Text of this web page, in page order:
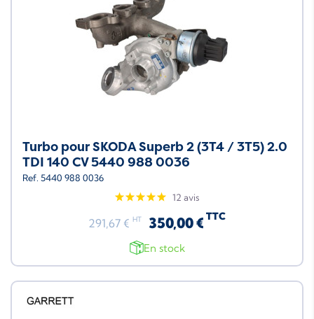
Turbo pour SKODA Superb 2 (3T4 / 3T5) 2.0
TDI 140 CV 5440 988 0036
Ref. 5440 988 0036
12 avis
291,67 € HT 350,00 € TTC
En stock